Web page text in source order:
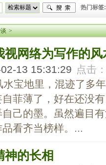
热门标签:
>
视网络为写作的风
13 15:31:29 点击
水宝地里，混迹了多
菲薄了，好在还没
己的墨。虽然遍目
看齐当榜样。...
神的长相